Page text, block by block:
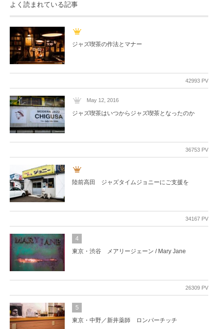
よく読まれている記事
ジャズ喫茶の作法とマナー
42993 PV
May 12, 2016
ジャズ喫茶はいつからジャズ喫茶となったのか
36753 PV
陸前高田 ジャズタイムジョニーにご支援を
34167 PV
4
東京・渋谷 メアリージェーン / Mary Jane
26309 PV
5
東京・中野／新井薬師 ロンパーチッチ